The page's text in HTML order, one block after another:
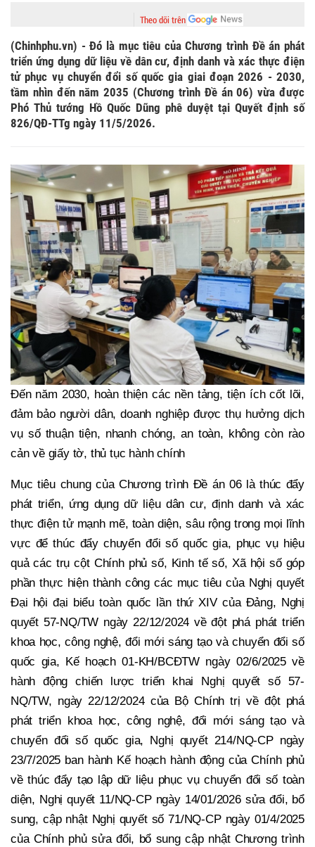
Theo dõi trên
(Chinhphu.vn) - Đó là mục tiêu của Chương trình Đề án phát
triển ứng dụng dữ liệu về dân cư, định danh và xác thực điện
tử phục vụ chuyển đổi số quốc gia giai đoạn 2026 - 2030,
tầm nhìn đến năm 2035 (Chương trình Đề án 06) vừa được
Phó Thủ tướng Hồ Quốc Dũng phê duyệt tại Quyết định số
826/QĐ-TTg ngày 11/5/2026.
Đến năm 2030, hoàn thiện các nền tảng, tiện ích cốt lõi,
đảm bảo người dân, doanh nghiệp được thụ hưởng dịch
vụ số thuận tiện, nhanh chóng, an toàn, không còn rào
cản về giấy tờ, thủ tục hành chính
Mục tiêu chung của Chương trình Đề án 06 là thúc đẩy
phát triển, ứng dụng dữ liệu dân cư, định danh và xác
thực điện tử mạnh mẽ, toàn diện, sâu rộng trong mọi lĩnh
vực để thúc đẩy chuyển đổi số quốc gia, phục vụ hiệu
quả các trụ cột Chính phủ số, Kinh tế số, Xã hội số góp
phần thực hiện thành công các mục tiêu của Nghị quyết
Đại hội đại biểu toàn quốc lần thứ XIV của Đảng, Nghị
quyết 57-NQ/TW ngày 22/12/2024 về đột phá phát triển
khoa học, công nghệ, đổi mới sáng tạo và chuyển đổi số
quốc gia, Kế hoạch 01-KH/BCĐTW ngày 02/6/2025 về
hành động chiến lược triển khai Nghị quyết số 57-
NQ/TW, ngày 22/12/2024 của Bộ Chính trị về đột phá
phát triển khoa học, công nghệ, đổi mới sáng tạo và
chuyển đổi số quốc gia, Nghị quyết 214/NQ-CP ngày
23/7/2025 ban hành Kế hoạch hành động của Chính phủ
về thúc đẩy tạo lập dữ liệu phục vụ chuyển đổi số toàn
diện, Nghị quyết 11/NQ-CP ngày 14/01/2026 sửa đổi, bổ
sung, cập nhật Nghị quyết số 71/NQ-CP ngày 01/4/2025
của Chính phủ sửa đổi, bổ sung cập nhật Chương trình